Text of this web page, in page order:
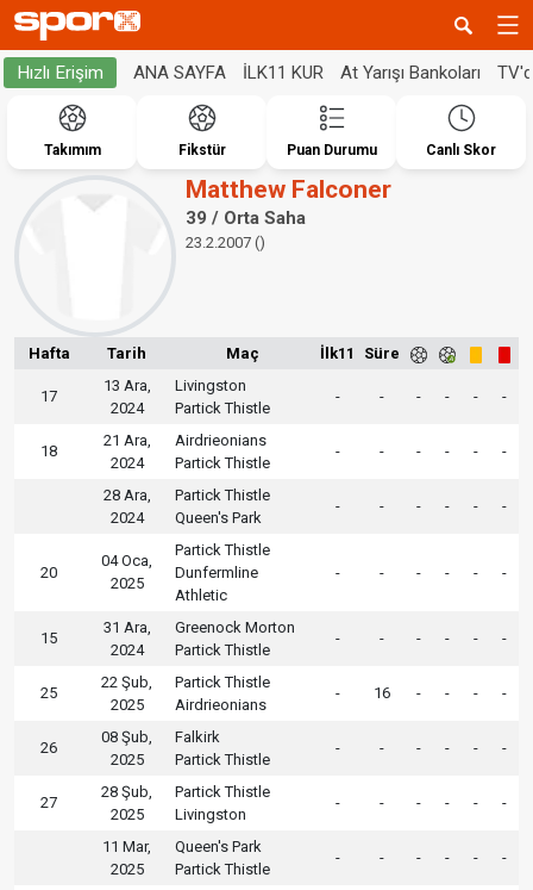
Hızlı Erişim ANA SAYFA İLK11 KUR At Yarışı Bankoları
Takımım Fikstür Puan Durumu Canlı Skor
Matthew Falconer
39 / Orta Saha
23.2.2007 ()
Hafta Tarih Maç İlk11 Süre
17
13 Ara,
2024
Livingston
Partick Thistle
- - - - - -
18
21 Ara,
2024
Airdrieonians
Partick Thistle
- - - - - -
28 Ara,
2024
Partick Thistle
Queen's Park
- - - - - -
20
04 Oca,
2025
Partick Thistle
Dunfermline
Athletic
- - - - - -
15
31 Ara,
2024
Greenock Morton
Partick Thistle
- - - - - -
25
22 Şub,
2025
Partick Thistle
Airdrieonians
- 16 - - - -
26
08 Şub,
2025
Falkirk
Partick Thistle
- - - - - -
27
28 Şub,
2025
Partick Thistle
Livingston
- - - - - -
11 Mar,
2025
Queen's Park
Partick Thistle
- - - - - -